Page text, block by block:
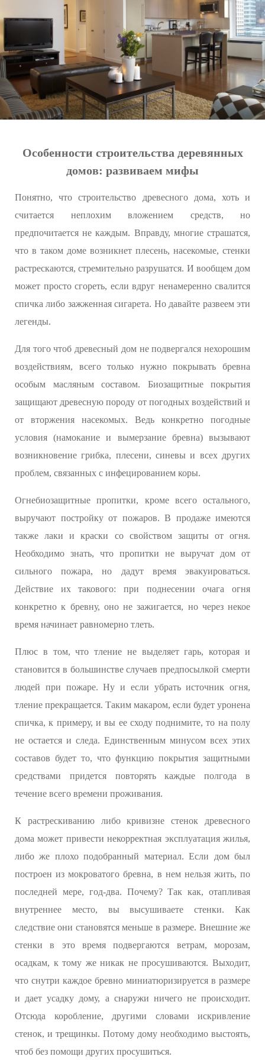
Особенности строительства деревянных
домов: развиваем мифы
Понятно, что строительство древесного дома, хоть и
считается неплохим вложением средств, но
предпочитается не каждым. Вправду, многие страшатся,
что в таком доме возникнет плесень, насекомые, стенки
растрескаются, стремительно разрушатся. И вообщем дом
может просто сгореть, если вдруг ненамеренно свалится
спичка либо зажженная сигарета. Но давайте развеем эти
легенды.
Для того чтоб древесный дом не подвергался нехорошим
воздействиям, всего только нужно покрывать бревна
особым масляным составом. Биозащитные покрытия
защищают древесную породу от погодных воздействий и
от вторжения насекомых. Ведь конкретно погодные
условия (намокание и вымерзание бревна) вызывают
возникновение грибка, плесени, синевы и всех других
проблем, связанных с инфецированием коры.
Огнебиозащитные пропитки, кроме всего остального,
выручают постройку от пожаров. В продаже имеются
также лаки и краски со свойством защиты от огня.
Необходимо знать, что пропитки не выручат дом от
сильного пожара, но дадут время эвакуироваться.
Действие их такового: при поднесении очага огня
конкретно к бревну, оно не зажигается, но через некое
время начинает равномерно тлеть.
Плюс в том, что тление не выделяет гарь, которая и
становится в большинстве случаев предпосылкой смерти
людей при пожаре. Ну и если убрать источник огня,
тление прекращается. Таким макаром, если будет уронена
спичка, к примеру, и вы ее сходу поднимите, то на полу
не остается и следа. Единственным минусом всех этих
составов будет то, что функцию покрытия защитными
средствами придется повторять каждые полгода в
течение всего времени проживания.
К растрескиванию либо кривизне стенок древесного
дома может привести некорректная эксплуатация жилья,
либо же плохо подобранный материал. Если дом был
построен из мокроватого бревна, в нем нельзя жить, по
последней мере, год-два. Почему? Так как, отапливая
внутреннее место, вы высушиваете стенки. Как
следствие они становятся меньше в размере. Внешние же
стенки в это время подвергаются ветрам, морозам,
осадкам, к тому же никак не просушиваются. Выходит,
что снутри каждое бревно миниатюризируется в размере
и дает усадку дому, а снаружи ничего не происходит.
Отсюда коробление, другими словами искривление
стенок, и трещинкы. Потому дому необходимо выстоять,
чтоб без помощи других просушиться.